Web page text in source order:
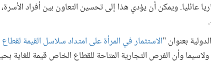
عائليا. ويمكن أن يؤدي هذا إلى تحسين التعاون بين أفراد
بعنوان "الاستثمار في المرأة على امتداد سلاسل القيمة لقطاع
وأن الفرص التجارية المتاحة للقطاع الخاص قيمة للغاية